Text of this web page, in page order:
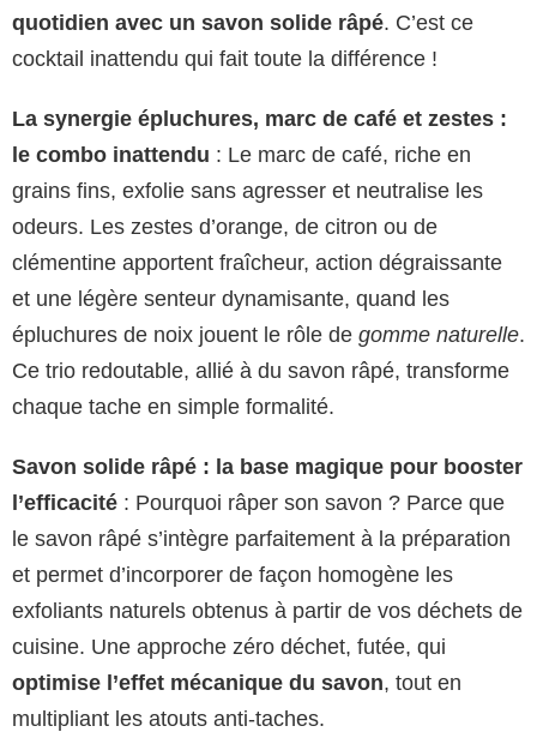
quotidien avec un savon solide râpé. C’est ce
cocktail inattendu qui fait toute la différence !
La synergie épluchures, marc de café et zestes :
le combo inattendu : Le marc de café, riche en
grains fins, exfolie sans agresser et neutralise les
odeurs. Les zestes d’orange, de citron ou de
clémentine apportent fraîcheur, action dégraissante
et une légère senteur dynamisante, quand les
épluchures de noix jouent le rôle de gomme naturelle.
Ce trio redoutable, allié à du savon râpé, transforme
chaque tache en simple formalité.
Savon solide râpé : la base magique pour booster
l’efficacité : Pourquoi râper son savon ? Parce que
le savon râpé s’intègre parfaitement à la préparation
et permet d’incorporer de façon homogène les
exfoliants naturels obtenus à partir de vos déchets de
cuisine. Une approche zéro déchet, futée, qui
optimise l’effet mécanique du savon, tout en
multipliant les atouts anti-taches.